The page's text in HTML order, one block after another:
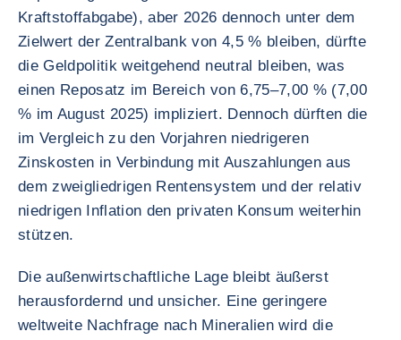
Kraftstoffabgabe), aber 2026 dennoch unter dem
Zielwert der Zentralbank von 4,5 % bleiben, dürfte
die Geldpolitik weitgehend neutral bleiben, was
einen Reposatz im Bereich von 6,75–7,00 % (7,00
% im August 2025) impliziert. Dennoch dürften die
im Vergleich zu den Vorjahren niedrigeren
Zinskosten in Verbindung mit Auszahlungen aus
dem zweigliedrigen Rentensystem und der relativ
niedrigen Inflation den privaten Konsum weiterhin
stützen.
Die außenwirtschaftliche Lage bleibt äußerst
herausfordernd und unsicher. Eine geringere
weltweite Nachfrage nach Mineralien wird die